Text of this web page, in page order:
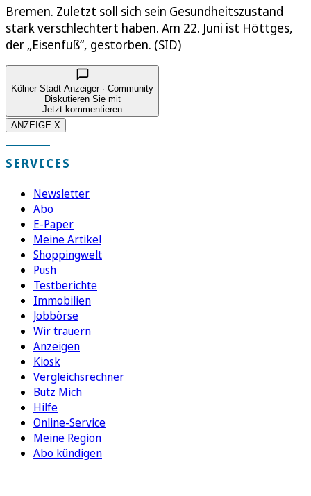
Bremen. Zuletzt soll sich sein Gesundheitszustand
stark verschlechtert haben. Am 22. Juni ist Höttges,
der „Eisenfuß“, gestorben. (SID)
Kölner Stadt-Anzeiger · Community
Diskutieren Sie mit
Jetzt kommentieren
ANZEIGE X
SERVICES
Newsletter
Abo
E-Paper
Meine Artikel
Shoppingwelt
Push
Testberichte
Immobilien
Jobbörse
Wir trauern
Anzeigen
Kiosk
Vergleichsrechner
Bütz Mich
Hilfe
Online-Service
Meine Region
Abo kündigen